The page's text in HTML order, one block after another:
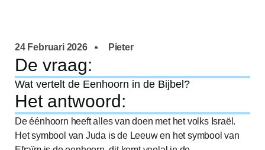
24 Februari 2026 Pieter
De vraag:
Wat vertelt de Eenhoorn in de Bijbel?
Het antwoord:
De éénhoorn heeft alles van doen met het volks Israël.
Het symbool van Juda is de Leeuw en het symbool van